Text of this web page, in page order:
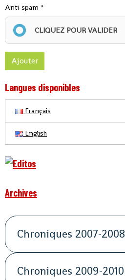
Anti-spam
CLIQUEZ POUR VALIDER
Ajouter
Langues disponibles
Français
English
Archives
Chroniques 2007-2008
Chroniques 2009-2010